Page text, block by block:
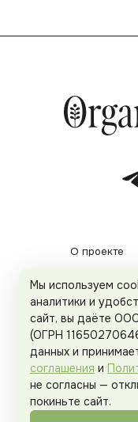
О проекте
Рекламодателям
Мы используем
аналитики и
сайт, вы даёте
(ОГРН
данных и
соглашения и
не согласны —
покиньте сайт.